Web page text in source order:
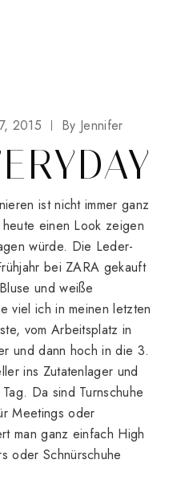
2015 By Jennifer
ist nicht immer ganz
einen Look zeigen
würde. Die Leder-
bei ZARA gekauft
und weiße
viel ich in meinen letzten
vom Arbeitsplatz in
und dann hoch in die 3.
ins Zutatenlager und
Da sind Turnschuhe
Meetings oder
man ganz einfach High
oder Schnürschuhe